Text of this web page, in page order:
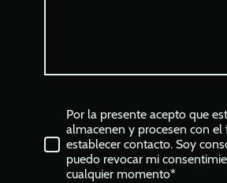
Por la presente acepto que
almacenen y procesen con el
establecer contacto. Soy
puedo revocar mi
cualquier momento*